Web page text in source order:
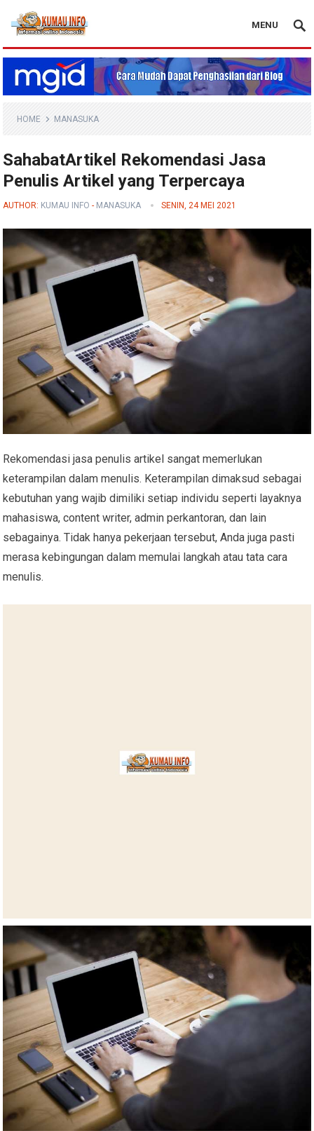
Blog Kumau Info
MENU
HOME MANASUKA
SahabatArtikel Rekomendasi Jasa
Penulis Artikel yang Terpercaya
AUTHOR: KUMAU INFO - MANASUKA SENIN, 24 MEI 2021
Rekomendasi jasa penulis artikel sangat memerlukan
keterampilan dalam menulis. Keterampilan dimaksud sebagai
kebutuhan yang wajib dimiliki setiap individu seperti layaknya
mahasiswa, content writer, admin perkantoran, dan lain
sebagainya. Tidak hanya pekerjaan tersebut, Anda juga pasti
merasa kebingungan dalam memulai langkah atau tata cara
menulis.